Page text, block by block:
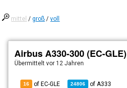
mittel /groß /voll
Airbus A330-300 (EC-GLE)
Übermitteltvor 12 Jahren
16 of EC-GLE 24806 of A333